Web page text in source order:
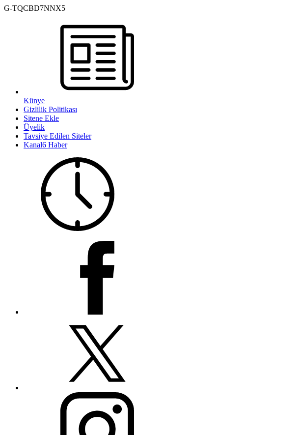
G-TQCBD7NNX5
Künye
Gizlilik Politikası
Sitene Ekle
Üyelik
Tavsiye Edilen Siteler
Kanal6 Haber